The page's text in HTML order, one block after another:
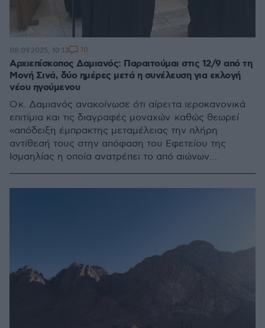
Αρχιεπίσκοπος Δαμιανός: Παραιτούμαι στις 12/9 από τη
Μονή Σινά, δύο ημέρες μετά η συνέλευση για εκλογή
νέου ηγούμενου
Ο κ. Δαμιανός ανακοίνωσε ότι αίρει τα ιεροκανονικά
επιτίμια και τις διαγραφές μοναχών καθώς θεωρεί
«απόδειξη έμπρακτης μεταμέλειας την πλήρη
αντίθεσή τους στην απόφαση του Εφετείου της
Ισμαηλίας η οποία ανατρέπει το από αιώνων
08.09.2025, 10:13 10